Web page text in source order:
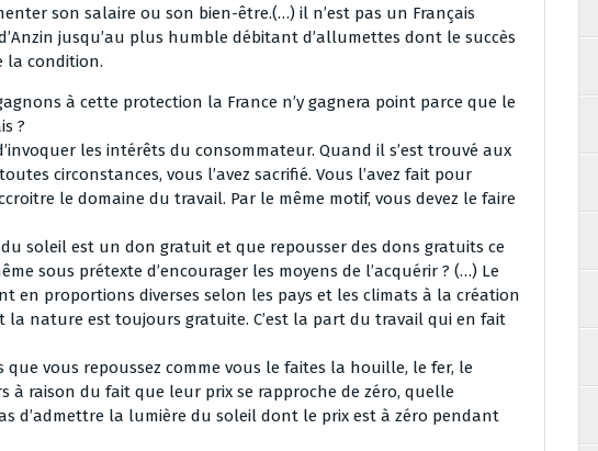
son salaire ou son bien-être.(…) il n’est pas un Français
jusqu’au plus humble débitant d’allumettes dont le succès
la condition.
à cette protection la France n’y gagnera point parce que le
?
les intérêts du consommateur. Quand il s’est trouvé aux
circonstances, vous l’avez sacrifié. Vous l’avez fait pour
le domaine du travail. Par le même motif, vous devez le faire
soleil est un don gratuit et que repousser des dons gratuits ce
sous prétexte d’encourager les moyens de l’acquérir ? (…) Le
en proportions diverses selon les pays et les climats à la création
la nature est toujours gratuite. C’est la part du travail qui en fait
que vous repoussez comme vous le faites la houille, le fer, le
à raison du fait que leur prix se rapproche de zéro, quelle
d’admettre la lumière du soleil dont le prix est à zéro pendant